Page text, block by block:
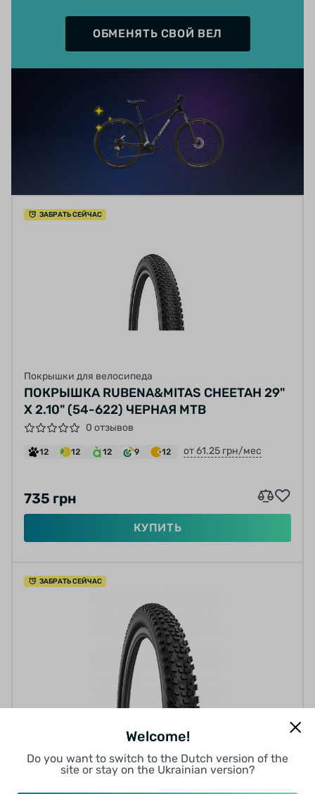
ОБМЕНЯТЬ СВОЙ ВЕЛ
ЗАБРАТЬ СЕЙЧАС
Покрышки для велосипеда
ПОКРЫШКА RUBENA&MITAS CHEETAH 29"
X 2.10" (54-622) ЧЕРНАЯ MTB
0 отзывов
12 12 12 9 12 от 61.25 грн/мес
735 грн
КУПИТЬ
ЗАБРАТЬ СЕЙЧАС
Покрышки для велосипеда
ПОКРЫШКА RUBENA&MITAS OCELOT 29" X
2.10" (54-622) ЧЕРНАЯ MTB
Welcome!
Do you want to switch to the Dutch version of the
site or stay on the Ukrainian version?